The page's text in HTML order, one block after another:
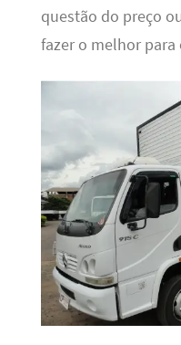
questão do preço
fazer o melhor para